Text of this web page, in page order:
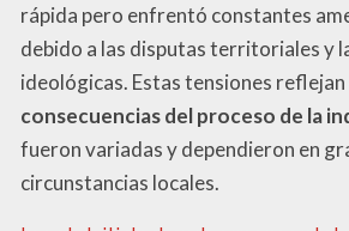
rápida pero enfrentó constantes
debido a las disputas territoriales y
ideológicas. Estas tensiones reflejan
consecuencias del proceso de la
fueron variadas y dependieron en
circunstancias locales.